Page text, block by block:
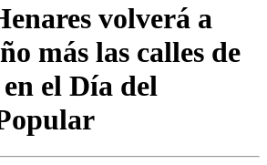
volverá a
más las calles de
el Día del